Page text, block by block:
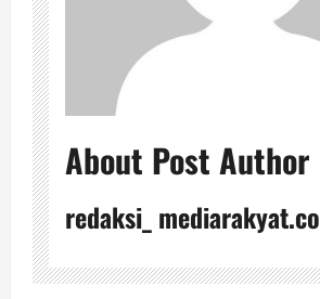
About Post Author
redaksi_ mediarakyat.co